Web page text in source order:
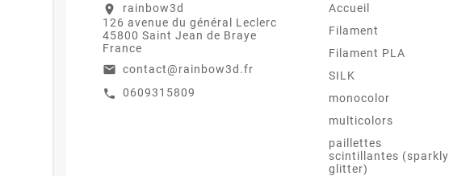
location_on
rainbow3d
126 avenue du général Leclerc
45800 Saint Jean de Braye
France
email contact@rainbow3d.fr
call 0609315809
Accueil
Filament
Filament PLA
SILK
monocolor
multicolors
paillettes
scintillantes (sparkly
glitter)